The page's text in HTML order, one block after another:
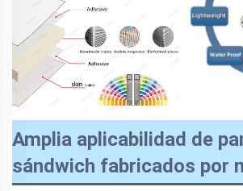
Amplia aplicabilidad de
sándwich fabricados por